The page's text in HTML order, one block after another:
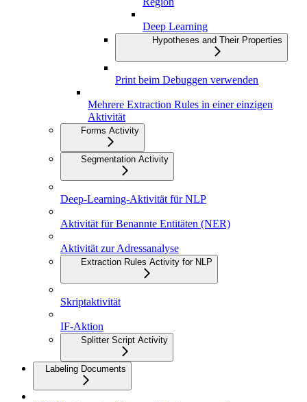
Deep Learning
Hypotheses and Their Properties
Print beim Debuggen verwenden
Mehrere Extraction Rules in einer einzigen
Aktivität
Forms Activity
Segmentation Activity
Deep-Learning-Aktivität für NLP
Aktivität für Benannte Entitäten (NER)
Aktivität zur Adressanalyse
Extraction Rules Activity for NLP
Skriptaktivität
IF-Aktion
Splitter Script Activity
Labeling Documents